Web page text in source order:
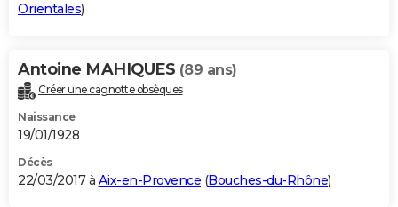
Orientales)
Antoine MAHIQUES (89 ans)
Créer une cagnotte obsèques
Naissance
19/01/1928
Décès
22/03/2017 à Aix-en-Provence (Bouches-du-Rhône)